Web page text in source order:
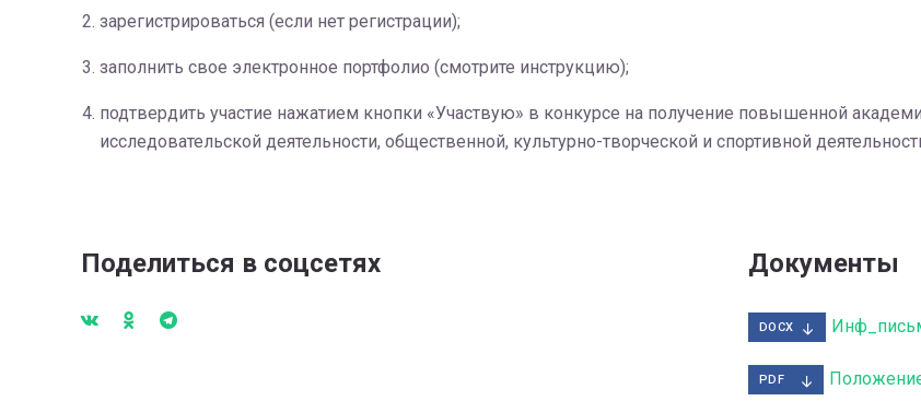
зарегистрироваться (если нет регистрации);
заполнить свое электронное портфолио (смотрите инструкцию);
подтвердить участие нажатием кнопки «Участвую» в конкурсе на получение повышенной
исследовательской деятельности, общественной, культурно-творческой и спортивной
Поделиться в соцсетях Документы
DOCX
PDF